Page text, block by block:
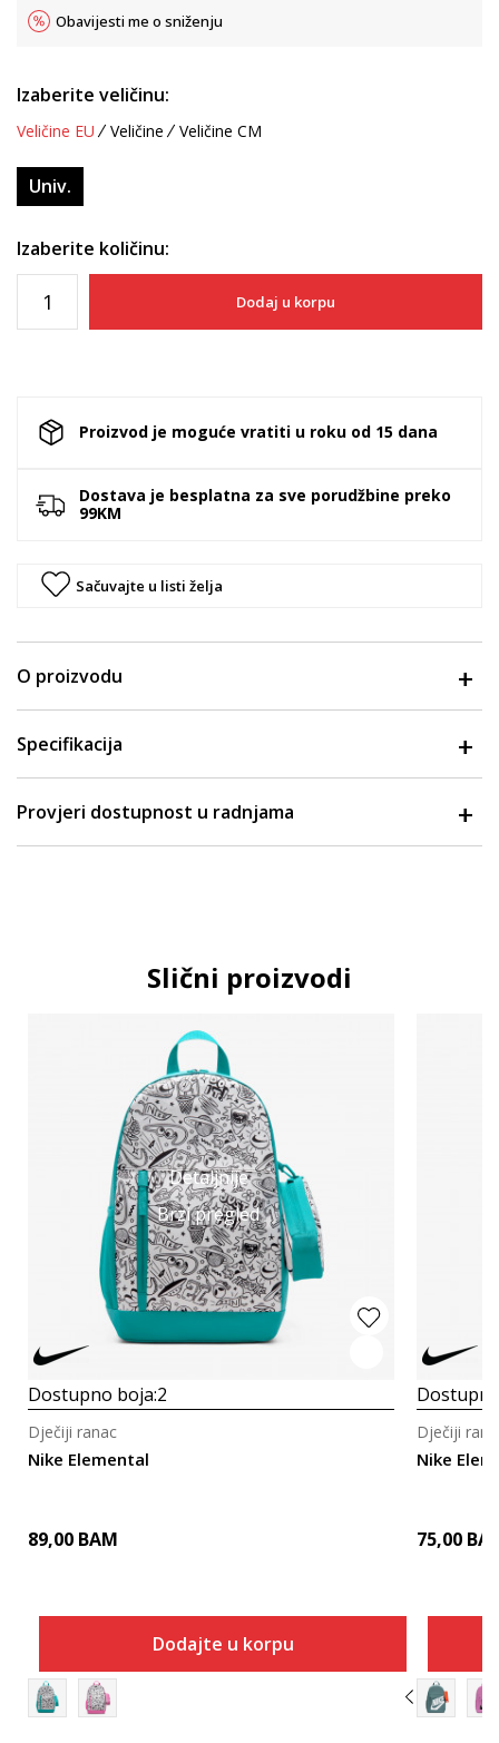
Obavijesti me o sniženju
Izaberite veličinu:
Veličine EU Veličine Veličine CM
Univ.
Izaberite količinu:
Dodaj u korpu
Proizvod je moguće vratiti u roku od 15 dana
Dostava je besplatna za sve porudžbine preko
99KM
Sačuvajte u listi želja
O proizvodu
Specifikacija
Provjeri dostupnost u radnjama
Slični proizvodi
Detaljnije
Brzi pregled
Dostupno boja:2
Nike Elemental
Dječiji ranac
89,00 BAM
Dodajte u korpu
Nike
Dječiji
75,00